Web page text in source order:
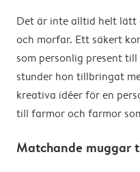
Det är inte alltid helt
och morfar. Ett säkert
som personlig present
stunder hon tillbringat
kreativa idéer för en
till farmor och farmor
Matchande muggar